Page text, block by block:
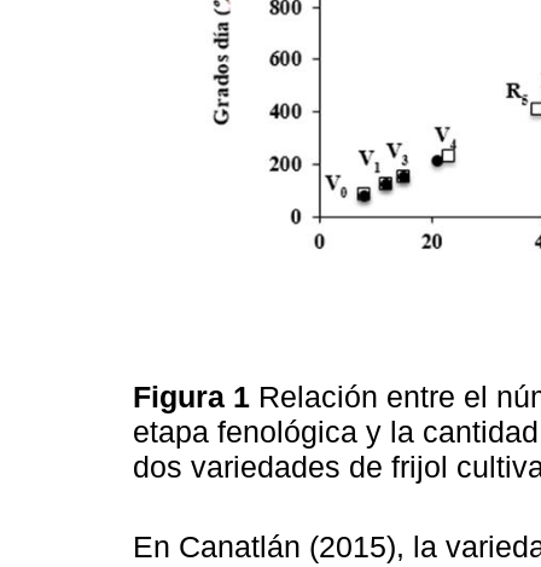
Figura 1 Relación entre el
etapa fenológica y la
dos variedades de frijol
En Canatlán (2015), la